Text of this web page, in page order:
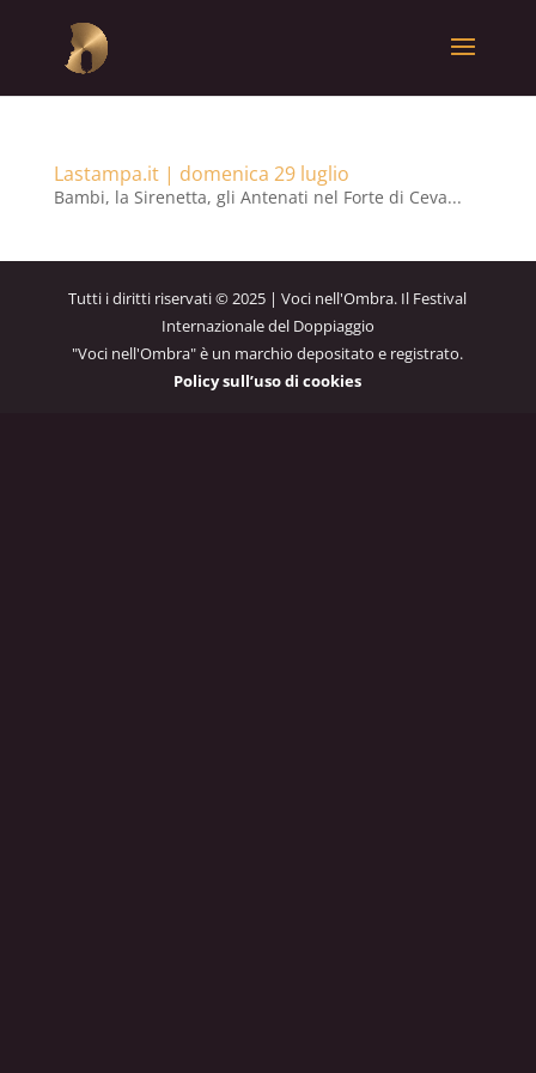
Lastampa.it | domenica 29 luglio
Bambi, la Sirenetta, gli Antenati nel Forte di Ceva...
Tutti i diritti riservati © 2025 | Voci nell'Ombra. Il Festival
Internazionale del Doppiaggio
"Voci nell'Ombra" è un marchio depositato e registrato.
Policy sull’uso di cookies